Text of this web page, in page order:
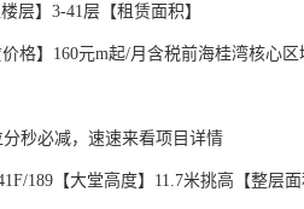
层】3-41层【租赁面积】
价格】160元m起/月含税前海桂湾核心区
秒必减，速速来看项目详情
189【大堂高度】11.7米挑高【整层